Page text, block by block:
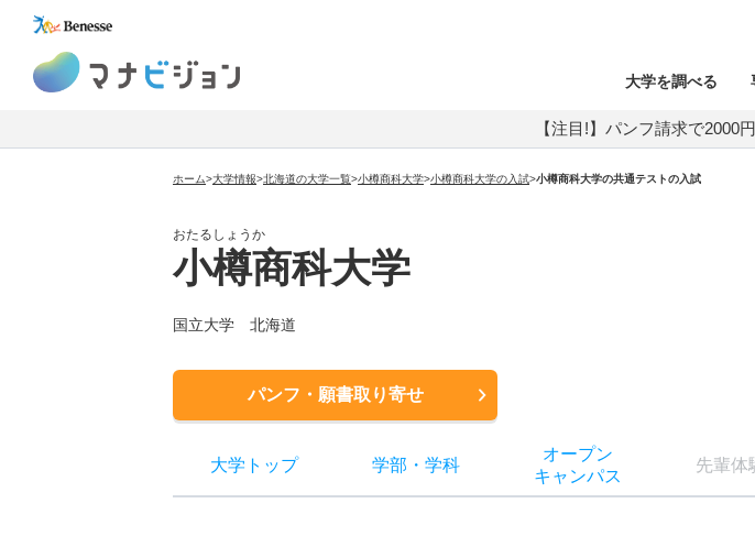
大学を調べる
【注目!】パンフ請求で2000
ホーム>大学情報>北海道の大学一覧>小樽商科大学>小樽商科大学の入試>小樽商科大学の共通テストの入試
おたるしょうか
小樽商科大学
国立大学 北海道
パンフ・願書取り寄せ
大学トップ 学部 ・ 学科
オープン
キャンパス
先輩体